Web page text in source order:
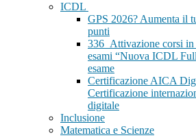
ICDL
GPS 2026? Aumenta il
punti
336_Attivazione corsi in
esami “Nuova ICDL
esame
Certificazione AICA
Certificazione
digitale
Inclusione
Matematica e Scienze